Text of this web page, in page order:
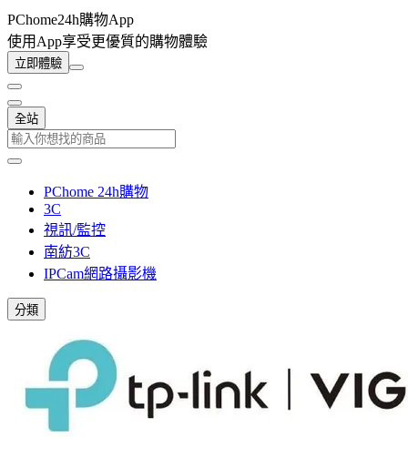
PChome24h購物App
使用App享受更優質的購物體驗
立即體驗
全站
PChome 24h購物
3C
視訊/監控
南紡3C
IPCam網路攝影機
分類